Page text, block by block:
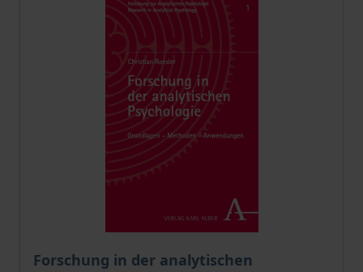
Forschung in der analytischen
The price depends on the options chosen on the